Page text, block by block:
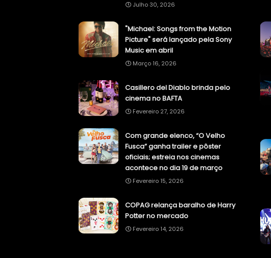
Julho 30, 2026
"Michael: Songs from the Motion
Picture" será lançado pela Sony
Music em abril
Março 16, 2026
Casillero del Diablo brinda pelo
cinema no BAFTA
Fevereiro 27, 2026
Com grande elenco, “O Velho
Fusca” ganha trailer e pôster
oficiais; estreia nos cinemas
acontece no dia 19 de março
Fevereiro 15, 2026
COPAG relança baralho de Harry
Potter no mercado
Fevereiro 14, 2026